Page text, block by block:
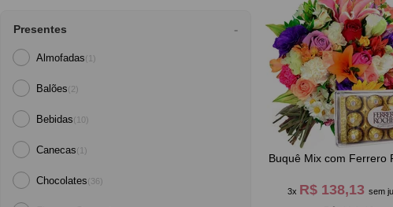
Presentes
Almofadas(1)
Balões(2)
Bebidas(10)
Canecas(1)
Chocolates(36)
Buquê Mix com Ferrero
3x R$ 138,13sem